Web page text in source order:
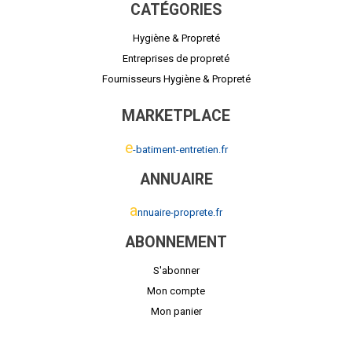
CATÉGORIES
Hygiène & Propreté
Entreprises de propreté
Fournisseurs Hygiène & Propreté
MARKETPLACE
e-batiment-entretien.fr
ANNUAIRE
annuaire-proprete.fr
ABONNEMENT
S'abonner
Mon compte
Mon panier